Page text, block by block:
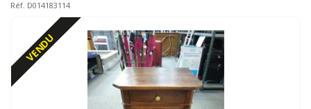
Réf. D014183114
VENDU